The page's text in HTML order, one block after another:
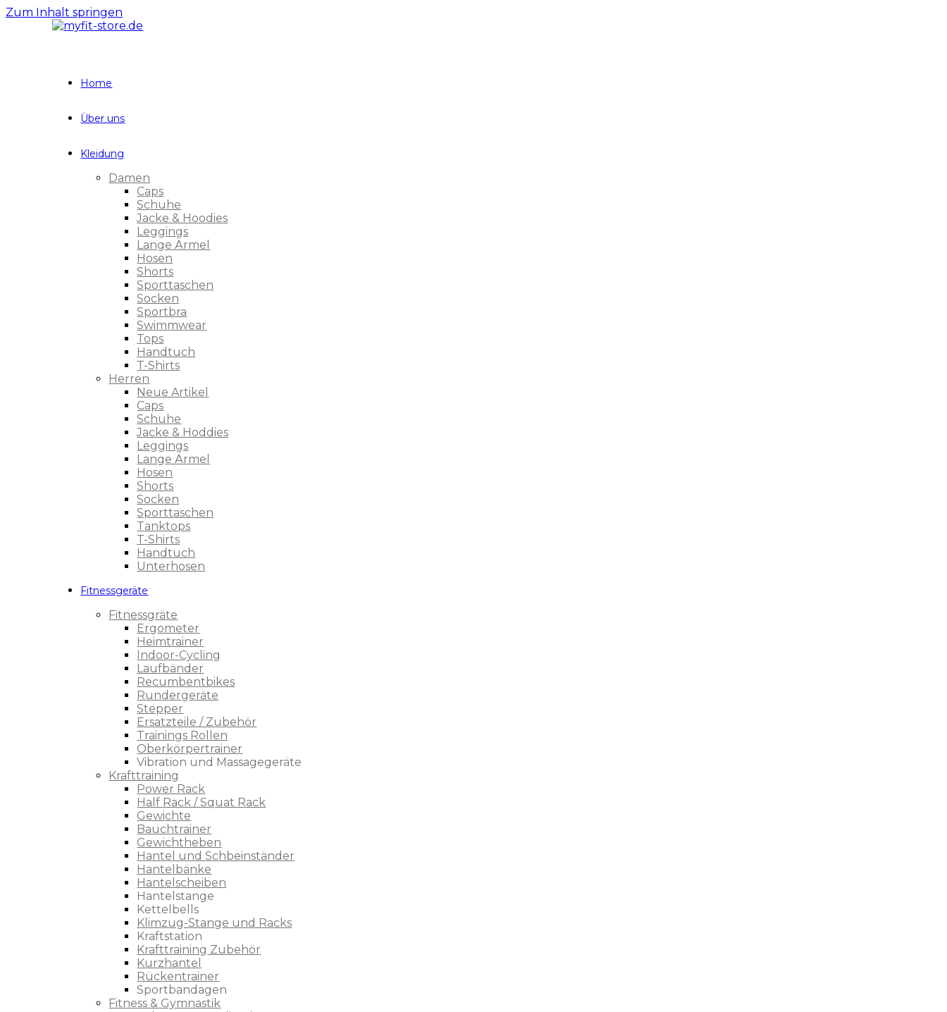
Zum Inhalt springen
Home
Über uns
Kleidung
Damen
Caps
Schuhe
Jacke & Hoodies
Leggings
Lange Ärmel
Hosen
Shorts
Sporttaschen
Socken
Sportbra
Swimmwear
Tops
Handtuch
T-Shirts
Herren
Neue Artikel
Caps
Schuhe
Jacke & Hoddies
Leggings
Lange Ärmel
Hosen
Shorts
Socken
Sporttaschen
Tanktops
T-Shirts
Handtuch
Unterhosen
Fitnessgeräte
Fitnessgräte
Ergometer
Heimtrainer
Indoor-Cycling
Laufbänder
Recumbentbikes
Rundergeräte
Stepper
Ersatzteile / Zubehör
Trainings Rollen
Oberkörpertrainer
Vibration und Massagegeräte
Krafttraining
Power Rack
Half Rack / Squat Rack
Gewichte
Bauchtrainer
Gewichtheben
Hantel und Schbeinständer
Hantelbänke
Hantelscheiben
Hantelstange
Kettelbells
Klimzug-Stange und Racks
Kraftstation
Krafttraining Zubehör
Kurzhantel
Rückentrainer
Sportbandagen
Fitness & Gymnastik